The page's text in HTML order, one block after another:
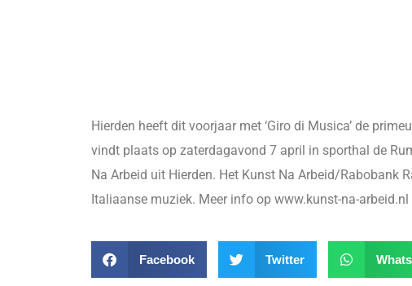
Hierden heeft dit voorjaar met ‘Giro di Musica’ de
vindt plaats op zaterdagavond 7 april in sporthal de
Na Arbeid uit Hierden. Het Kunst Na Arbeid/Rabobank
Italiaanse muziek. Meer info op www.kunst-na-arbeid.nl
Facebook Twitter